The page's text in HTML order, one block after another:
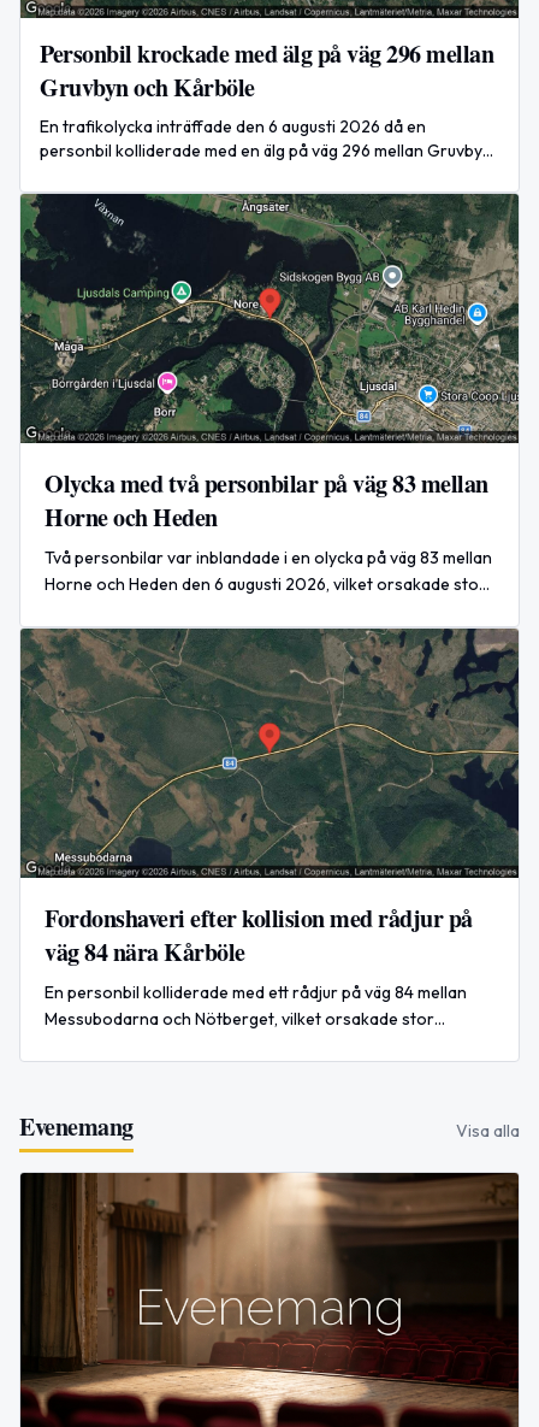
Personbil krockade med älg på väg 296 mellan
Gruvbyn och Kårböle
En trafikolycka inträffade den 6 augusti 2026 då en
personbil kolliderade med en älg på väg 296 mellan Gruvbyn
båda riktningarna.
Olycka med två personbilar på väg 83 mellan
Horne och Heden
Två personbilar var inblandade i en olycka på väg 83 mellan
Horne och Heden den 6 augusti 2026, vilket orsakade stor
Fordonshaveri efter kollision med rådjur på
väg 84 nära Kårböle
En personbil kolliderade med ett rådjur på väg 84 mellan
Messubodarna och Nötberget, vilket orsakade stor
Evenemang Visa alla